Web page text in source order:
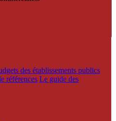
des établissements publics
références Le guide des